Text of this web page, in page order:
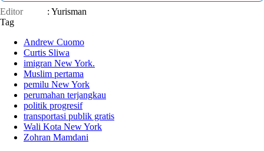
Editor
: Yurisman
Tag
Andrew Cuomo
Curtis Sliwa
imigran New York.
Muslim pertama
pemilu New York
perumahan terjangkau
politik progresif
transportasi publik gratis
Wali Kota New York
Zohran Mamdani